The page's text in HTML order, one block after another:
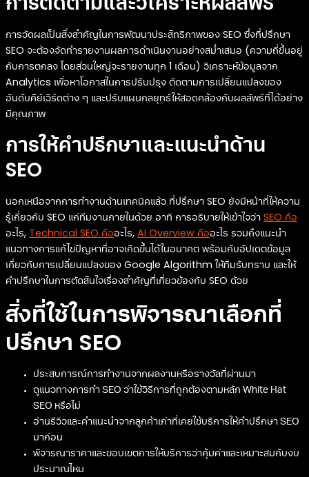
การวัดผลเป็นสิ่งสำคัญในการพัฒนาประสิทธิภาพของ SEO ซึ่งที่ปรึกษา
SEO จะต้องจัดทำรายงานผลการดำเนินงานอย่างสม่ำเสมอ (ความถี่ขึ้นอยู่
กับการตกลง โดยส่วนใหญ่จะรายงานทุก 1 เดือน) วิเคราะห์ข้อมูลจาก
Analytics เพื่อหาโอกาสในการปรับปรุง ติดตามการเปลี่ยนแปลงของ
อันดับคีย์เวิร์ดต่าง ๆ และปรับแผนกลยุทธ์ให้สอดคล้องกับผลลัพธ์ที่ได้อย่าง
มีคุณภาพ
การให้คำปรึกษาและแนะนำด้าน
SEO
นอกเหนือจากการทำงานด้านเทคนิคแล้ว ที่ปรึกษา SEO ยังมีหน้าที่ให้ความ
รู้เกี่ยวกับ SEO แก่ทีมงานภายในด้วย อาทิ การอธิบายให้เข้าใจว่า SEO คือ
อะไร, Technical SEO คืออะไร, AI Overview คืออะไร รวมถึงแนะนำ
แนวทางการแก้ไขปัญหาที่อาจเกิดขึ้นได้ในอนาคต พร้อมกับอัปเดตข้อมูล
เกี่ยวกับการเปลี่ยนแปลงของ Google Algorithm ให้ทีมรับทราบ และให้
คำปรึกษาในการตัดสินใจเรื่องสำคัญที่เกี่ยวข้องกับ SEO ด้วย
สิ่งที่ใช้ในการพิจารณาเลือกที่
ปรึกษา SEO
ประสบการณ์การทำงานจากผลงานหรือรางวัลที่ผ่านมา
ดูแนวทางการทำ SEO ว่าใช้วิธีการที่ถูกต้องตามหลัก White Hat
SEO หรือไม่
อ่านรีวิวและคำแนะนำจากลูกค้าเก่าที่เคยใช้บริการให้คำปรึกษา SEO
มาก่อน
พิจารณาราคาและขอบเขตการให้บริการว่าคุ้มค่าและเหมาะสมกับงบ
ประมาณไหม